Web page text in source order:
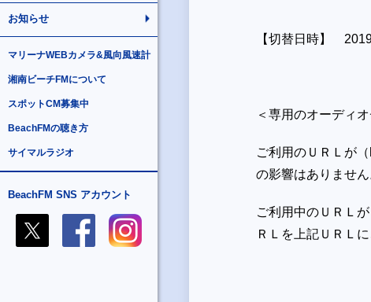
お知らせ
マリーナWEBカメラ&風向風速計
湘南ビーチFMについて
スポットCM募集中
BeachFMの聴き方
サイマルラジオ
BeachFM SNS アカウント
【切替日時】
＜専用のオーディ
ご利用のＵＲＬが（
の影響はありません
ご利用中のＵＲＬが
ＲＬを上記ＵＲＬ